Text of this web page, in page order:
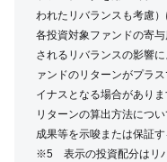
われたリバランスも考慮
各投資対象ファンドの寄
されるリバランスの影響
ァンドのリターンがプラ
イナスとなる場合があり
リターンの算出方法につ
成果等を示唆または保証す
※5 表示の投資配分はリバ